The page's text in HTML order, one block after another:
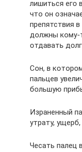
лишиться его
что он
препятствия
должны кому-
отдавать
Сон, в
пальцев
большую
Израненный
утрату,
Чесать палец